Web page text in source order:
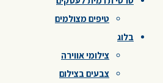
טיפים מצולמים
בלוג
צילומי אווירה
צבעים בצילום